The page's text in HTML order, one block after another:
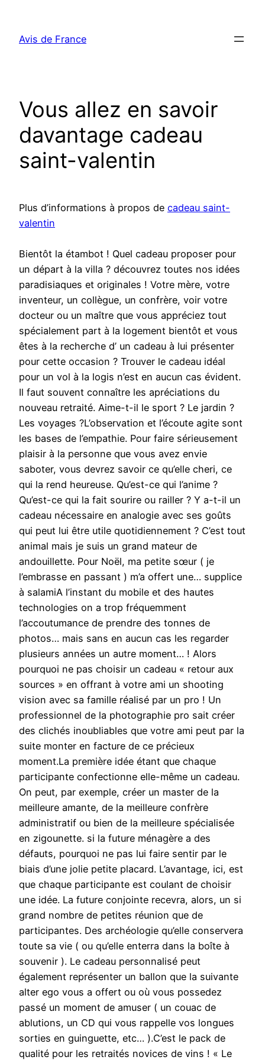
contenu
Avis de France
Vous allez en savoir
davantage cadeau
saint-valentin
Plus d’informations à propos de cadeau saint-
valentin
Bientôt la étambot ! Quel cadeau proposer pour
un départ à la villa ? découvrez toutes nos idées
paradisiaques et originales ! Votre mère, votre
inventeur, un collègue, un confrère, voir votre
docteur ou un maître que vous appréciez tout
spécialement part à la logement bientôt et vous
êtes à la recherche d’ un cadeau à lui présenter
pour cette occasion ? Trouver le cadeau idéal
pour un vol à la logis n’est en aucun cas évident.
Il faut souvent connaître les apréciations du
nouveau retraité. Aime-t-il le sport ? Le jardin ?
Les voyages ?L’observation et l’écoute agite sont
les bases de l’empathie. Pour faire sérieusement
plaisir à la personne que vous avez envie
saboter, vous devrez savoir ce qu’elle cheri, ce
qui la rend heureuse. Qu’est-ce qui l’anime ?
Qu’est-ce qui la fait sourire ou railler ? Y a-t-il un
cadeau nécessaire en analogie avec ses goûts
qui peut lui être utile quotidiennement ? C’est tout
animal mais je suis un grand mateur de
andouillette. Pour Noël, ma petite sœur ( je
l’embrasse en passant ) m’a offert une… supplice
à salamiA l’instant du mobile et des hautes
technologies on a trop fréquemment
l’accoutumance de prendre des tonnes de
photos… mais sans en aucun cas les regarder
plusieurs années un autre moment… ! Alors
pourquoi ne pas choisir un cadeau « retour aux
sources » en offrant à votre ami un shooting
vision avec sa famille réalisé par un pro ! Un
professionnel de la photographie pro sait créer
des clichés inoubliables que votre ami peut par la
suite monter en facture de ce précieux
moment.La première idée étant que chaque
participante confectionne elle-même un cadeau.
On peut, par exemple, créer un master de la
meilleure amante, de la meilleure confrère
administratif ou bien de la meilleure spécialisée
en zigounette. si la future ménagère a des
défauts, pourquoi ne pas lui faire sentir par le
biais d’une jolie petite placard. L’avantage, ici, est
que chaque participante est coulant de choisir
une idée. La future conjointe recevra, alors, un si
grand nombre de petites réunion que de
participantes. Des archéologie qu’elle conservera
toute sa vie ( ou qu’elle enterra dans la boîte à
souvenir ). Le cadeau personnalisé peut
également représenter un ballon que la suivante
alter ego vous a offert ou où vous possedez
passé un moment de amuser ( un couac de
ablutions, un CD qui vous rappelle vos longues
sorties en guinguette, etc… ).C’est le pack de
qualité pour les retraités novices de vins ! « Le